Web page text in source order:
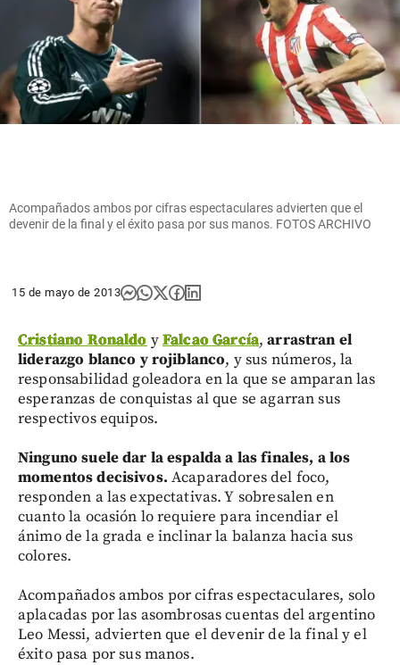
Acompañados ambos por cifras espectaculares advierten que el
devenir de la final y el éxito pasa por sus manos. FOTOS ARCHIVO
15 de mayo de 2013
Cristiano Ronaldo yFalcao García,arrastran el
liderazgo blanco y rojiblanco, y sus números, la
responsabilidad goleadora en la que se amparan las
esperanzas de conquistas al que se agarran sus
respectivos equipos.
Ninguno suele dar la espalda a las finales, a los
momentos decisivos. Acaparadores del foco,
responden a las expectativas. Y sobresalen en
cuanto la ocasión lo requiere para incendiar el
ánimo de la grada e inclinar la balanza hacia sus
colores.
Acompañados ambos por cifras espectaculares, solo
aplacadas por las asombrosas cuentas del argentino
Leo Messi, advierten que el devenir de la final y el
éxito pasa por sus manos.